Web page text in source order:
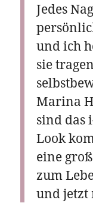
Jedes
und ich
sie
Marina
sind das
Look
eine
zum
und jetzt